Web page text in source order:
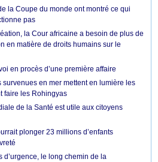
la Coupe du monde ont montré ce qui
pas
la Cour africaine a besoin de plus de
en matière de droits humains sur le
en procès d’une première affaire
survenues en mer mettent en lumière les
faire les Rohingyas
de la Santé est utile aux citoyens
plonger 23 millions d’enfants
d’urgence, le long chemin de la